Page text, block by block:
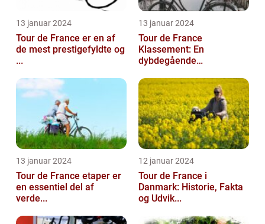
13 januar 2024
Tour de France er en af
de mest prestigefyldte og
...
13 januar 2024
Tour de France
Klassement: En
dybdegående
13 januar 2024
Tour de France etaper er
en essentiel del af
verde...
12 januar 2024
Tour de France i
Danmark: Historie, Fakta
og Udvik...